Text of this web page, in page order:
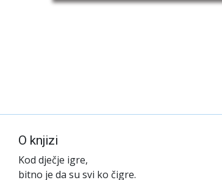
O knjizi
Kod dječje igre,
bitno je da su svi ko čigre.